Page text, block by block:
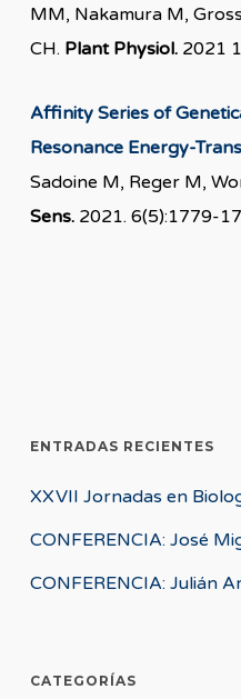
MM, Nakamura M,
CH. Plant Physiol.2021
Affinity Series of
Resonance Energy-
Sadoine M, Reger M,
Sens.2021. 6(5):1779-
ENTRADAS RECIENTES
XXVII Jornadas en
CONFERENCIA: José
CONFERENCIA: Julián
CATEGORÍAS